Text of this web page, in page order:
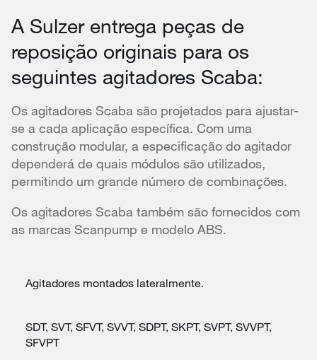
A Sulzer entrega peças de
reposição originais para os
seguintes agitadores Scaba:
Os agitadores Scaba são projetados para ajustar-
se a cada aplicação específica. Com uma
construção modular, a especificação do agitador
dependerá de quais módulos são utilizados,
permitindo um grande número de combinações.
Os agitadores Scaba também são fornecidos com
as marcas Scanpump e modelo ABS.
Agitadores montados lateralmente.
SDT, SVT, SFVT, SVVT, SDPT, SKPT, SVPT, SVVPT,
SFVPT